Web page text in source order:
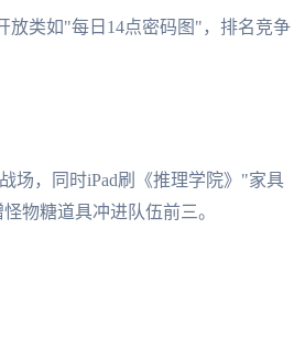
放类如"每日14点密码图"，排名竞争
场，同时iPad刷《推理学院》"家具
物糖道具冲进队伍前三。